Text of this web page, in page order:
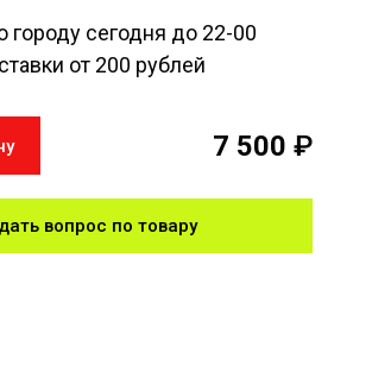
городу сегодня до 22-00
от 200 рублей
7 500 ₽
вопрос по товару